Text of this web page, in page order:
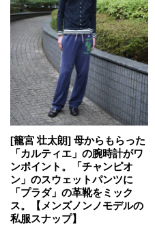
[籠宮 壮太朗] 母からもらった
「カルティエ」の腕時計がワ
ンポイント。「チャンピオ
ン」のスウェットパンツに
「プラダ」の革靴をミック
ス。【メンズノンノモデルの
私服スナップ】